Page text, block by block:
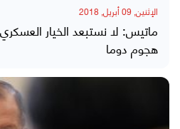
الإثنين, 09 أبريل, 2018
ماتيس: لا نستبعد الخيار
هجوم دوما